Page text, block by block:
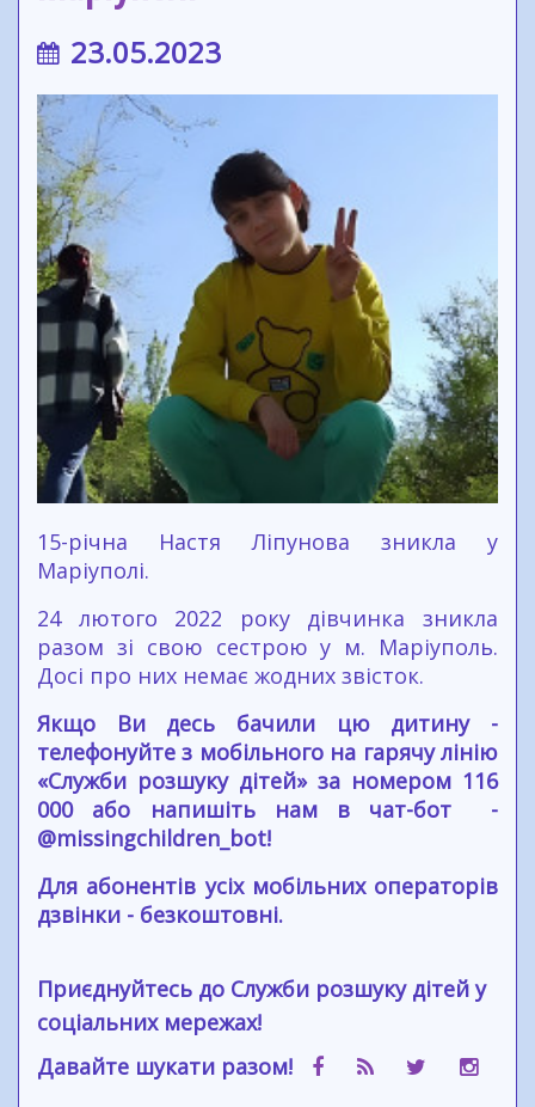
23.05.2023
15-річна Настя Ліпунова зникла у
Маріуполі.
24 лютого 2022 року дівчинка зникла
разом зі свою сестрою у м. Маріуполь.
Досі про них немає жодних звісток.
Якщо Ви десь бачили цю дитину -
телефонуйте з мобільного на гарячу лінію
«Служби розшуку дітей» за номером 116
000 або напишіть нам в чат-бот -
@missingchildren_bot!
Для абонентів усіх мобільних операторів
дзвінки - безкоштовні.
Приєднуйтесь до Служби розшуку дітей у
соціальних мережах!
Давайте шукати разом!